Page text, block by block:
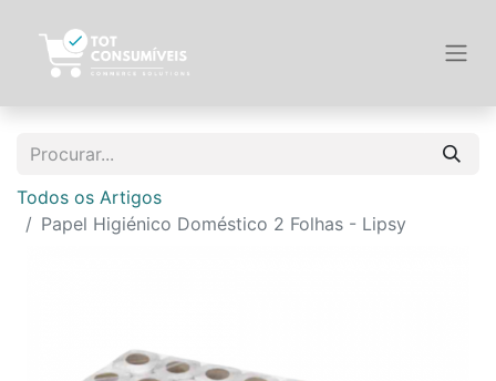
Todos os Artigos
Papel Higiénico Doméstico 2 Folhas - Lipsy